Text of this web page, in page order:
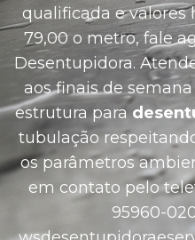
qualificada e valores
79,00 o metro, fale
Desentupidora.
aos finais de
estrutura para
tubulação
os parâmetros
em contato pelo
95960-